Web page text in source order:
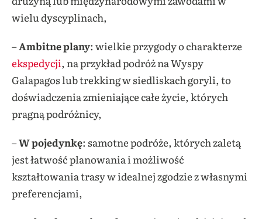
wielu dyscyplinach,
–Ambitne plany: wielkie przygody o charakterze
ekspedycji, na przykład podróż na Wyspy
Galapagos lub trekking w siedliskach goryli, to
doświadczenia zmieniające całe życie, których
pragną podróżnicy,
–W pojedynkę: samotne podróże, których zaletą
jest łatwość planowania i możliwość
kształtowania trasy w idealnej zgodzie z własnymi
preferencjami,